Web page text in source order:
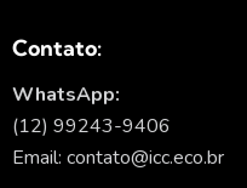
Contato:
WhatsApp:
(12) 99243-9406
Email: contato@icc.eco.br